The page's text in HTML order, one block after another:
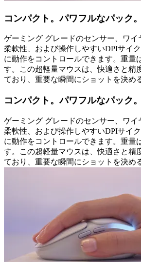
コンパクト。パワフルなパック。
ゲーミング グレードのセンサー、ワイ
柔軟性、および操作しやすいDPIサイ
に動作をコントロールできます。重量
す。この超軽量マウスは、快適さと精
ており、重要な瞬間にショットを決め
コンパクト。パワフルなパック。
ゲーミング グレードのセンサー、ワイ
柔軟性、および操作しやすいDPIサイ
に動作をコントロールできます。重量
す。この超軽量マウスは、快適さと精
ており、重要な瞬間にショットを決め